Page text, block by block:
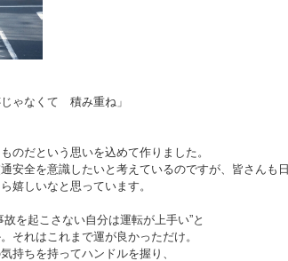
ゃなくて 積み重ね」
のだという思いを込めて作りました。
安全を意識したいと考えているのですが、皆さんも日
嬉しいなと思っています。
を起こさない自分は運転が上手い”と
それはこれまで運が良かっただけ。
持ちを持ってハンドルを握り、